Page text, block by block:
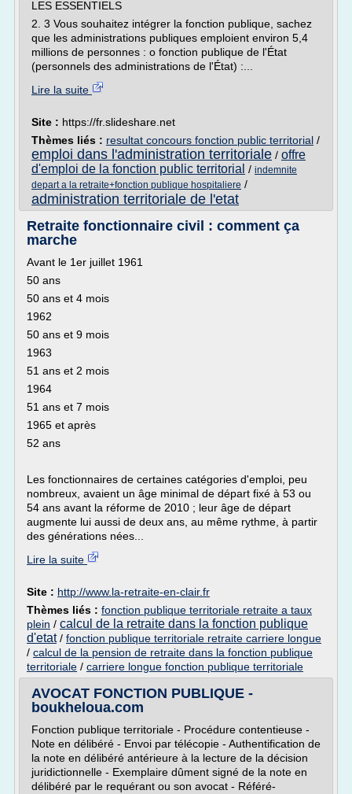
LES ESSENTIELS
2. 3 Vous souhaitez intégrer la fonction publique, sachez
que les administrations publiques emploient environ 5,4
millions de personnes : o fonction publique de l'État
(personnels des administrations de l'État) :...
Lire la suite
Site : https://fr.slideshare.net
Thèmes liés : resultat concours fonction public territorial /
emploi dans l'administration territoriale / offre
d'emploi de la fonction public territorial / indemnite
depart a la retraite+fonction publique hospitaliere /
administration territoriale de l'etat
Retraite fonctionnaire civil : comment ça
marche
Avant le 1er juillet 1961
50 ans
50 ans et 4 mois
1962
50 ans et 9 mois
1963
51 ans et 2 mois
1964
51 ans et 7 mois
1965 et après
52 ans
Les fonctionnaires de certaines catégories d'emploi, peu
nombreux, avaient un âge minimal de départ fixé à 53 ou
54 ans avant la réforme de 2010 ; leur âge de départ
augmente lui aussi de deux ans, au même rythme, à partir
des générations nées...
Lire la suite
Site : http://www.la-retraite-en-clair.fr
Thèmes liés : fonction publique territoriale retraite a taux
plein / calcul de la retraite dans la fonction publique
d'etat/ fonction publique territoriale retraite carriere longue
/ calcul de la pension de retraite dans la fonction publique
territoriale / carriere longue fonction publique territoriale
AVOCAT FONCTION PUBLIQUE -
boukheloua.com
Fonction publique territoriale - Procédure contentieuse -
Note en délibéré - Envoi par télécopie - Authentification de
la note en délibéré antérieure à la lecture de la décision
juridictionnelle - Exemplaire dûment signé de la note en
délibéré par le requérant ou son avocat - Référé-